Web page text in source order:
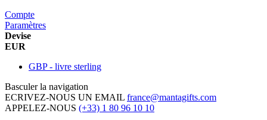
Compte
Paramètres
Devise
EUR
GBP - livre sterling
Basculer la navigation
ECRIVEZ-NOUS UN EMAIL france@mantagifts.com
APPELEZ-NOUS (+33) 1 80 96 10 10